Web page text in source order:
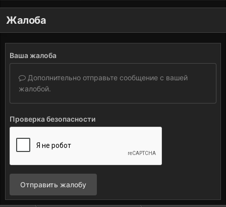
Жалоба
Ваша жалоба
Дополнительно отправьте сообщение с вашей
жалобой.
Проверка безопасности
Отправить жалобу